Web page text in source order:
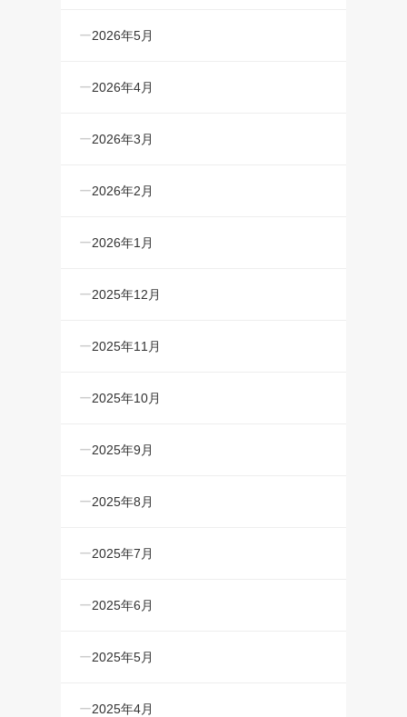
2026年5月
2026年4月
2026年3月
2026年2月
2026年1月
2025年12月
2025年11月
2025年10月
2025年9月
2025年8月
2025年7月
2025年6月
2025年5月
2025年4月